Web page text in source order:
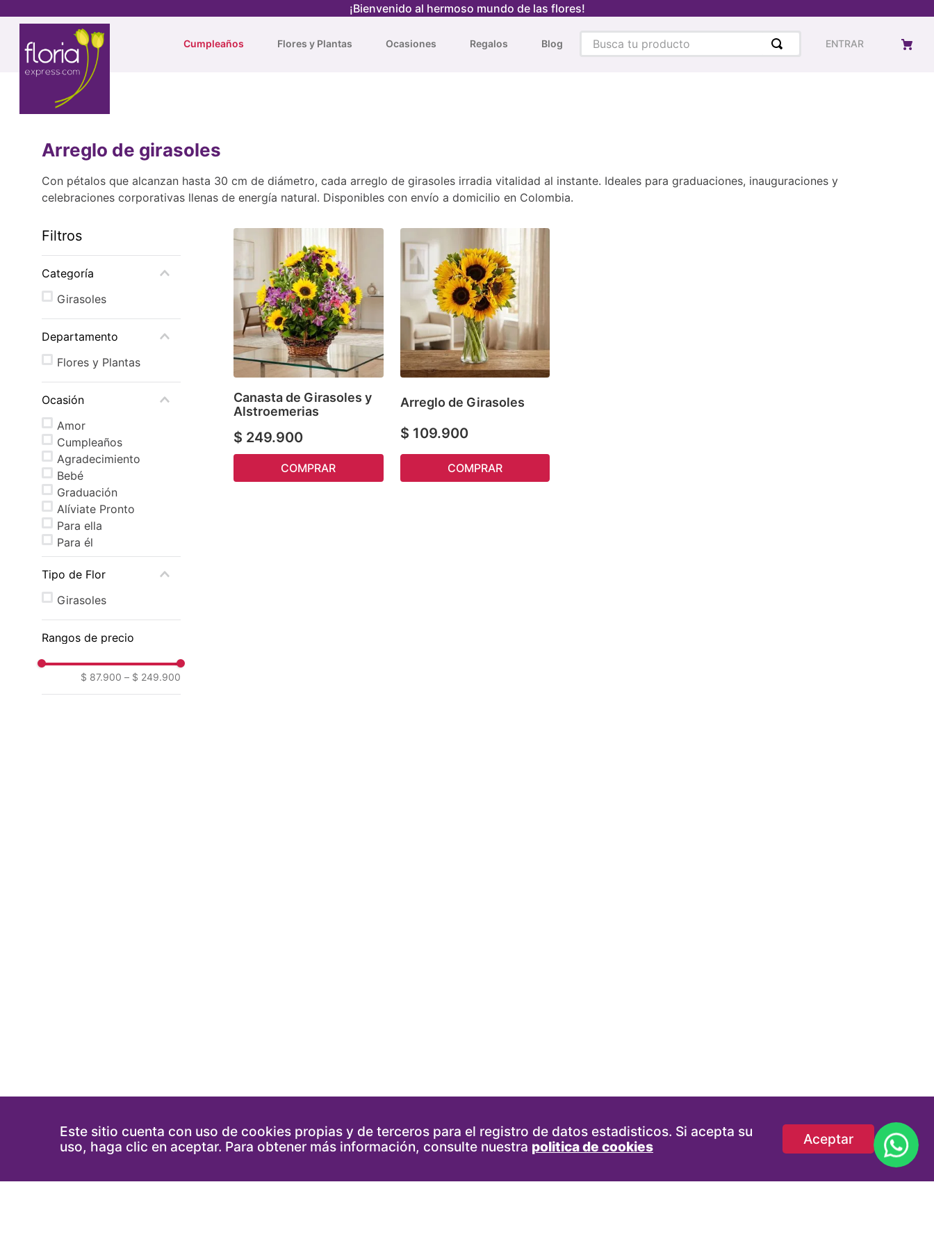
¡Bienvenido al hermoso mundo de las flores!
Cumpleaños Flores y Plantas Ocasiones Regalos Blog Busca tu producto
ENTRAR
Este sitio cuenta con uso de cookies propias y de terceros para el registro de datos estadisticos. Si acepta su
uso, haga clic en aceptar. Para obtener más información, consulte nuestra politica de cookies Aceptar
Arreglo de girasoles
Con pétalos que alcanzan hasta 30 cm de diámetro, cada arreglo de girasoles irradia vitalidad al instante. Ideales para graduaciones, inauguraciones y
celebraciones corporativas llenas de energía natural. Disponibles con envío a domicilio en Colombia.
Filtros
Categoría
Girasoles
Departamento
Flores y Plantas
Ocasión
Amor
Cumpleaños
Agradecimiento
Bebé
Graduación
Alíviate Pronto
Para ella
Para él
Tipo de Flor
Girasoles
Rangos de precio
$ 87.900 – $ 249.900
Canasta de Girasoles y
Alstroemerias
$ 249.900
COMPRAR
Arreglo de Girasoles
$ 109.900
COMPRAR
5
orquidea